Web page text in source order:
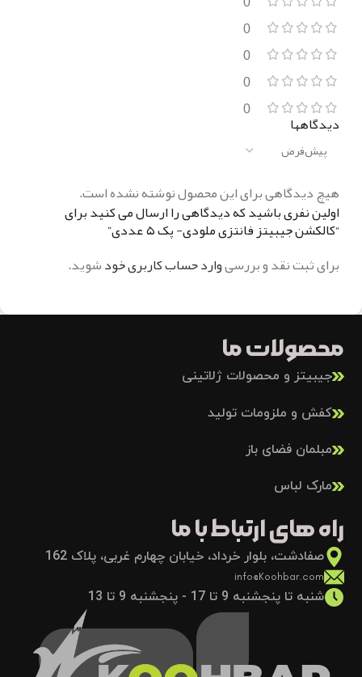
0
0
0
0
دیدگاهها
هیچ دیدگاهی برای این محصول نوشته نشده است.
اولین نفری باشید که دیدگاهی را ارسال می کنید برای
“کالکشن جیبیتز فانتزی ملودی- پک ۵ عددی”
برای ثبت نقد و بررسیوارد حساب کاربری خودشوید.
محصولات ما
جیبیتز و محصولات ژلاتینی
کفش و ملزومات تولید
مبلمان فضای باز
مارک لباس
راه های ارتباط با ما
صفادشت، بلوار خرداد، خیابان چهارم غربی، پلاک 162
info@Koohbar.com
شنبه تا پنجشنبه 9 تا 17 - پنجشنبه 9 تا 13